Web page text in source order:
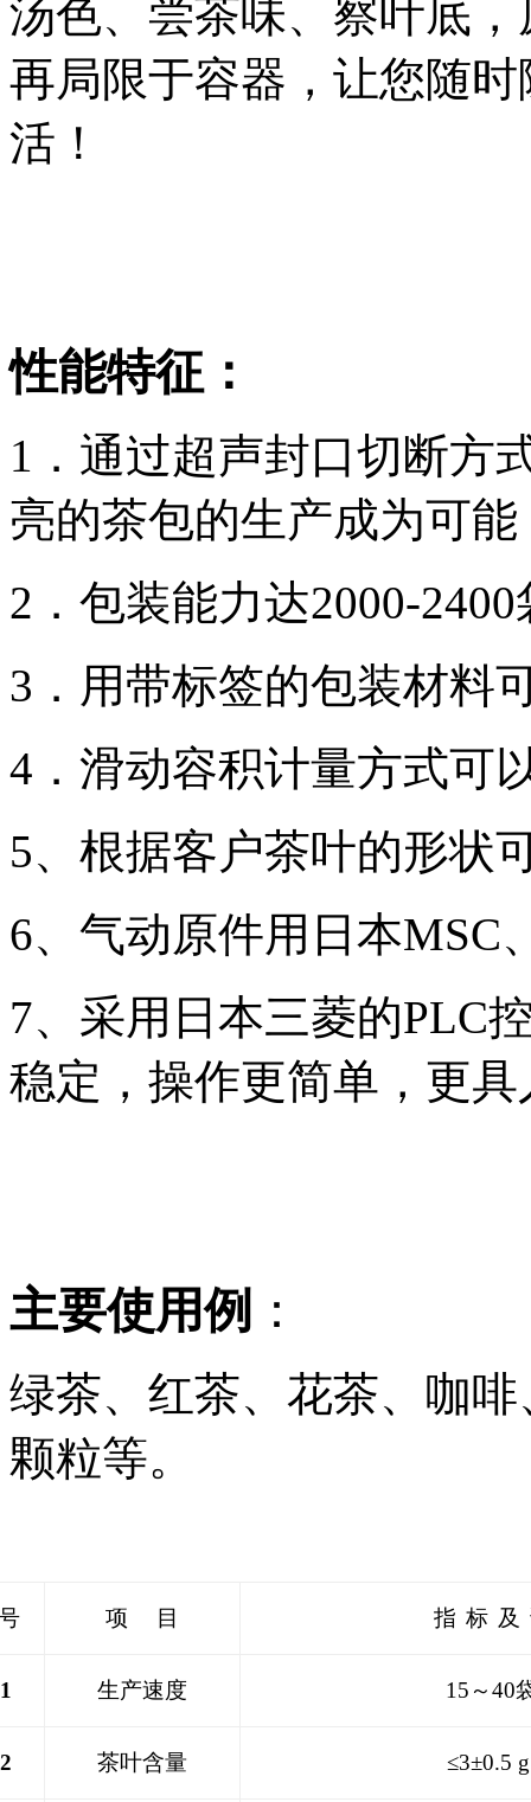
汤色、尝茶味、察叶底
再局限于容器，让您随
活！
性能特征：
1．通过超声封口切断方
亮的茶包的生产成为可能
2．包装能力达2000-
3．用带标签的包装材料
4．滑动容积计量方式可
5、根据客户茶叶的形状
6、气动原件用日本MSC
7、采用日本三菱的PLC
稳定，操作更简单，更
主要使用例 ：
绿茶、红茶、花茶、咖
颗粒等。
项 目 指 标 及
1 生产速度 15 ～40
2 茶叶含量 ≤3±0.5